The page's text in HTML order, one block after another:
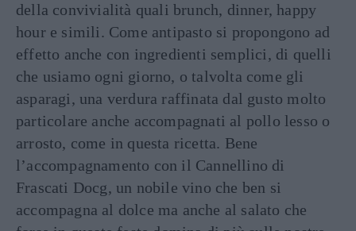
della convivialità quali brunch, dinner, happy
hour e simili. Come antipasto si propongono ad
effetto anche con ingredienti semplici, di quelli
che usiamo ogni giorno, o talvolta come gli
asparagi, una verdura raffinata dal gusto molto
particolare anche accompagnati al pollo lesso o
arrosto, come in questa ricetta. Bene
l’accompagnamento con il Cannellino di
Frascati Docg, un nobile vino che ben si
accompagna al dolce ma anche al salato che